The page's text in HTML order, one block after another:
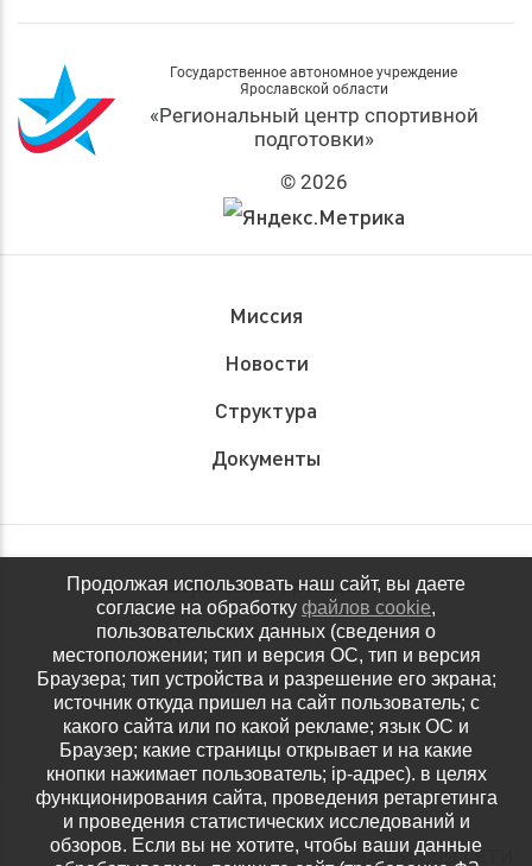
Государственное автономное учреждение
Ярославской области
«Региональный центр спортивной
подготовки»
© 2026
Миссия
Новости
Структура
Документы
Обращения граждан
Антидопинговое обеспечение
Контакты
Политика конфиденциальности
НАШИ СОЦ.СЕТИ
Продолжая использовать наш сайт, вы даете
согласие на обработку файлов cookie,
пользовательских данных (сведения о
местоположении; тип и версия ОС, тип и версия
Браузера; тип устройства и разрешение его экрана;
источник откуда пришел на сайт пользователь; с
какого сайта или по какой рекламе; язык ОС и
Браузер; какие страницы открывает и на какие
кнопки нажимает пользователь; ip-адрес). в целях
функционирования сайта, проведения ретаргетинга
и проведения статистических исследований и
обзоров. Если вы не хотите, чтобы ваши данные